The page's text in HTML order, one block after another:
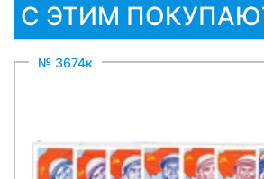
С ЭТИМ
№ 3674к